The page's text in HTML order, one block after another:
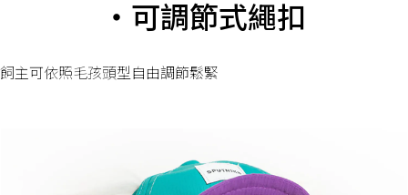
・可調節式繩扣
飼主可依照毛孩頭型自由調節鬆緊